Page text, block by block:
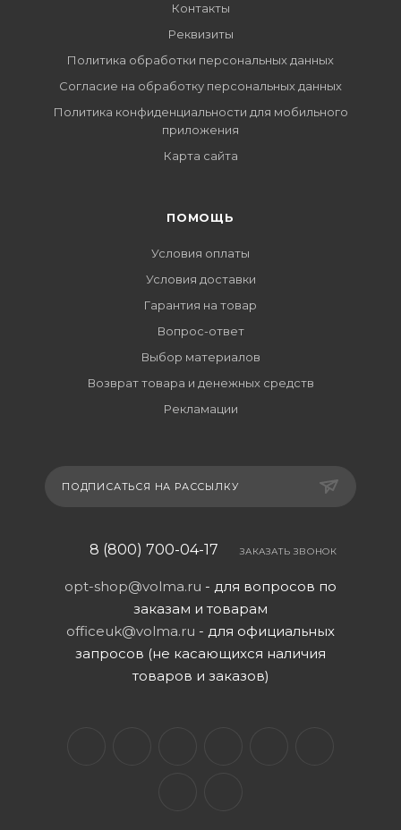
Контакты
Реквизиты
Политика обработки персональных данных
Согласие на обработку персональных данных
Политика конфиденциальности для мобильного
приложения
Карта сайта
ПОМОЩЬ
Условия оплаты
Условия доставки
Гарантия на товар
Вопрос-ответ
Выбор материалов
Возврат товара и денежных средств
Рекламации
ПОДПИСАТЬСЯ НА РАССЫЛКУ
8 (800) 700-04-17 ЗАКАЗАТЬ ЗВОНОК
opt-shop@volma.ru - для вопросов по
заказам и товарам
officeuk@volma.ru - для официальных
запросов (не касающихся наличия
товаров и заказов)